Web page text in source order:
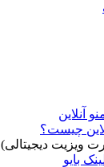
آنلاین
چیست؟
ویزیت دیجیتالی)
بایو